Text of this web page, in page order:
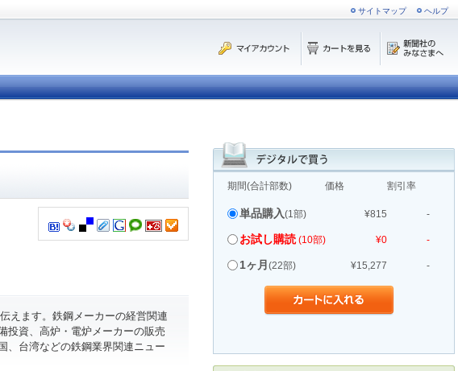
サイトマップ ヘルプ
期間(合計部数) 価格 割引率
単品購入(1部) ¥815 -
お試し購読 (10部) ¥0 -
1ヶ月 (22部) ¥15,277 -
えます。鉄鋼メーカーの経営関連
投資、高炉・電炉メーカーの販売
、台湾などの鉄鋼業界関連ニュー